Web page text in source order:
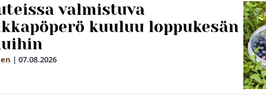
valmistuva
kuuluu loppukesän
| 07.08.2026